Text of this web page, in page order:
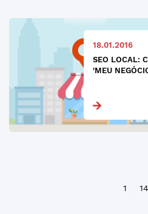
18.01.2016
SEO LOCAL:
'MEU
1 14